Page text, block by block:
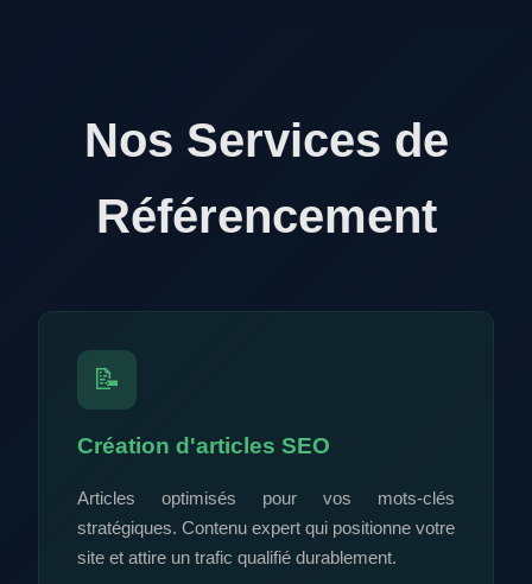
Nos Services de
Référencement
📝
Création d'articles SEO
Articles optimisés pour vos mots-clés
stratégiques. Contenu expert qui positionne votre
site et attire un trafic qualifié durablement.